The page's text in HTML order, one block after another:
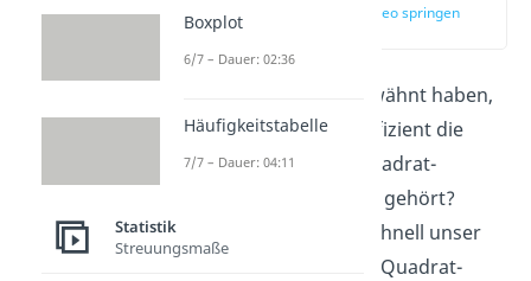
zur Stelle im Video springen
Wie wir eben schon erwähnt haben,
ist der Kontingenzkoeffizient die
Fortsetzung des Chi Quadrat-
Koeffizienten. Noch nie gehört?
Dann schau dir noch schnell unser
Video
dazu an. Der Chi-Quadrat-
Boxplot
6/7 – Dauer: 02:36
Häufigkeitstabelle
7/7 – Dauer: 04:11
Statistik
Streuungsmaße